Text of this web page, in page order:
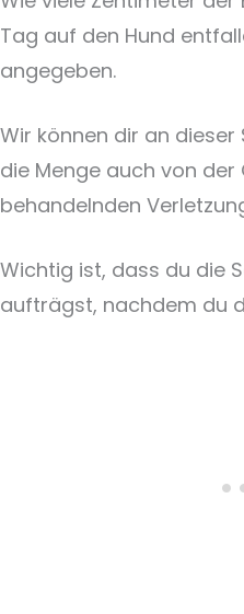
Tag auf den Hund
angegeben.
Wir können dir an
die Menge auch von der
behandelnden
Wichtig ist, dass du die
aufträgst, nachdem du